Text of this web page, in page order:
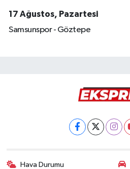
17 Ağustos, Pazartesi
Samsunspor - Göztepe
Hava Durumu